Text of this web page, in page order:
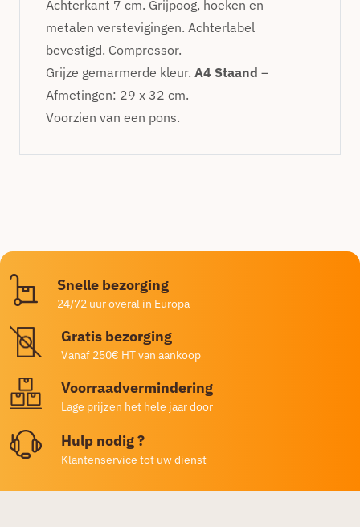
Achterkant 7 cm. Grijpoog, hoeken en
metalen verstevigingen. Achterlabel
bevestigd. Compressor.
Grijze gemarmerde kleur. A4 Staand –
Afmetingen: 29 x 32 cm.
Voorzien van een pons.
Snelle bezorging
24/72 uur overal in Europa
Gratis bezorging
Vanaf 250€ HT van aankoop
Voorraadvermindering
Lage prijzen het hele jaar door
Hulp nodig ?
Klantenservice tot uw dienst